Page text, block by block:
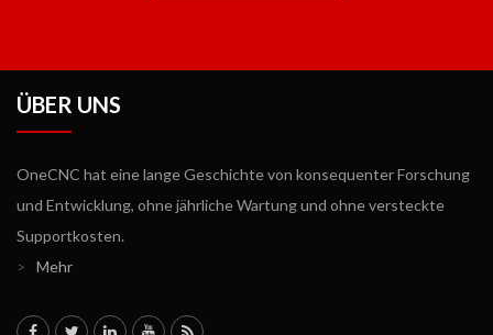
ÜBER UNS
OneCNC hat eine lange Geschichte von konsequenter Forschung
und Entwicklung, ohne jährliche Wartung und ohne versteckte
Supportkosten.
>
Mehr